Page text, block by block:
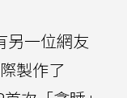
另一位網友
製作了